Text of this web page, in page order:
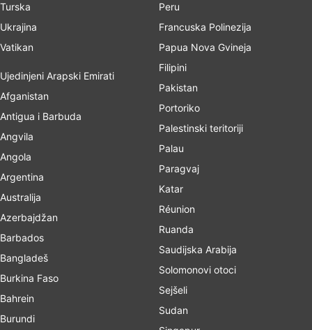
Turska
Ukrajina
Vatikan
Ujedinjeni Arapski Emirati
Afganistan
Antigua i Barbuda
Angvila
Angola
Argentina
Australija
Azerbajdžan
Barbados
Bangladeš
Burkina Faso
Bahrein
Burundi
Peru
Francuska Polinezija
Papua Nova Gvineja
Filipini
Pakistan
Portoriko
Palestinski teritoriji
Palau
Paragvaj
Katar
Réunion
Ruanda
Saudijska Arabija
Solomonovi otoci
Sejšeli
Sudan